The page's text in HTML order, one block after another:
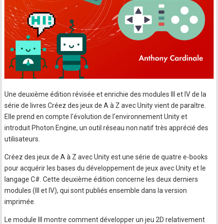
Une deuxième édition révisée et enrichie des modules III et IV de la
série de livres Créez des jeux de A à Z avec Unity vient de paraître.
Elle prend en compte l'évolution de l'environnement Unity et
introduit Photon Engine, un outil réseau non natif très apprécié des
utilisateurs.
Créez des jeux de A à Z avec Unity est une série de quatre e-books
pour acquérir les bases du développement de jeux avec Unity et le
langage C#. Cette deuxième édition concerne les deux derniers
modules (III et IV), qui sont publiés ensemble dans la version
imprimée.
Le module III montre comment développer un jeu 2D relativement